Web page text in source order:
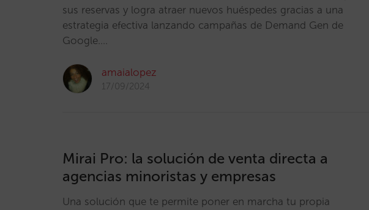
sus reservas y logra atraer nuevos huéspedes gracias a una
estrategia efectiva lanzando campañas de Demand Gen de
Google.…
amaialopez
17/09/2024
Mirai Pro: la solución de venta directa a
agencias minoristas y empresas
Una solución que te permite poner en marcha tu propia